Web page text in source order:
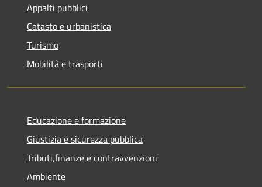
Appalti pubblici
Catasto e urbanistica
Turismo
Mobilità e trasporti
Educazione e formazione
Giustizia e sicurezza pubblica
Tributi,finanze e contravvenzioni
Ambiente